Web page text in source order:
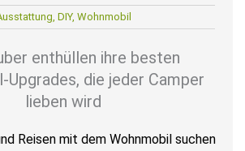
, DIY, Wohnmobil
enthüllen ihre besten
Upgrades, die jeder Camper
lieben wird
Reisen mit dem Wohnmobil suchen